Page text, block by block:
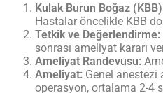
Kulak Burun Boğaz
Hastalar öncelikle KBB
Tetkik ve Değerlendirme:
sonrası ameliyat kararı
Ameliyat Randevusu:
Ameliyat: Genel anestezi
operasyon, ortalama 2-4